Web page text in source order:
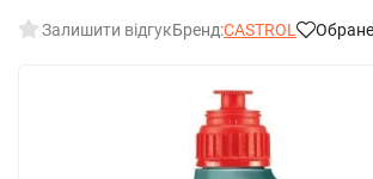
Залишити відгукБренд:CASTROL Обране